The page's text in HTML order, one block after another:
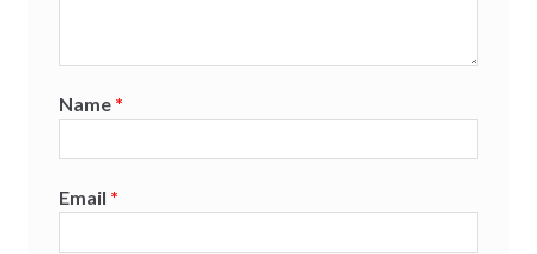
Name *
Email *